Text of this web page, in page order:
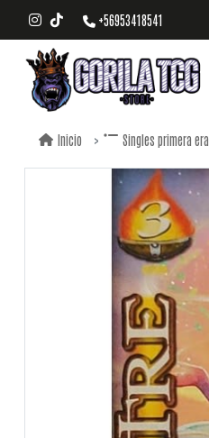
+56953418541
Inicio Singles primera era